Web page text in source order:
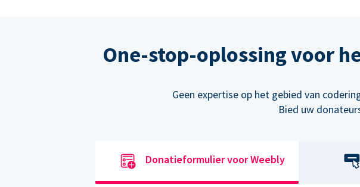
One-stop-oplossing voor
Geen expertise op het gebied van
Bied uw
Donatieformulier voor Weebly